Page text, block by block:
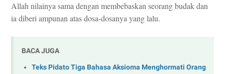
Allah nilainya sama dengan membebaskan seorang budak dan
ia diberi ampunan atas dosa-dosanya yang lalu.
BACA JUGA
Teks Pidato Tiga Bahasa Aksioma Menghormati Orang